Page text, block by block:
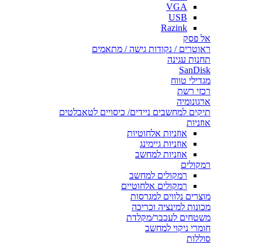
VGA
USB
Razink
אל פסק
ראוטרים / נקודות גישה / מתאמים
תחנות עגינה
SanDisk
מגדילי טווח
רכזי רשת
ארגונומיה
תיקים למחשבים ניידים/ כיסויים לטאבלטים
אוזניות
אוזניות אלחוטיות
אוזניות גיימינג
אוזניות למחשב
רמקולים
רמקולים למחשב
רמקולים אלחוטיים
מוצרים נלווים למגרסות
מכונות למינציה וכריכה
משטחים לעכבר/מקלדת
חומרי ניקוי למחשב
סוללות